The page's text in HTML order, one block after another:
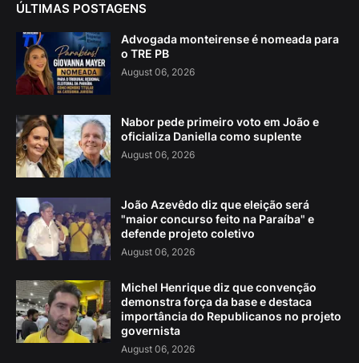
ÚLTIMAS POSTAGENS
Advogada monteirense é nomeada para
o TRE PB
August 06, 2026
Nabor pede primeiro voto em João e
oficializa Daniella como suplente
August 06, 2026
João Azevêdo diz que eleição será
"maior concurso feito na Paraíba" e
defende projeto coletivo
August 06, 2026
Michel Henrique diz que convenção
demonstra força da base e destaca
importância do Republicanos no projeto
governista
August 06, 2026